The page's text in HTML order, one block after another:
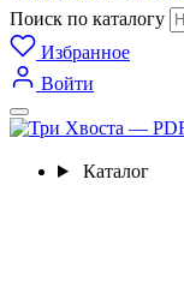
Поиск по каталогу
Избранное
Войти
Каталог